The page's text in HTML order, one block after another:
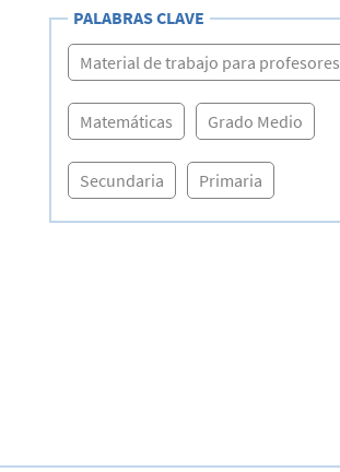
PALABRAS CLAVE
Material de trabajo para profesores
Matemáticas Grado Medio
Secundaria Primaria